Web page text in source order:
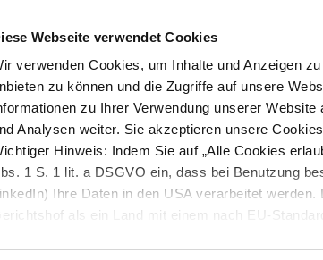
Webseite verwendet Cookies
verwenden Cookies, um Inhalte und Anzeigen
zu können und die Zugriffe auf unsere
zu Ihrer Verwendung unserer
Analysen weiter. Sie akzeptieren unsere
Hinweis: Indem Sie auf „Alle Cookies
1 S. 1 lit. a DSGVO ein, dass bei Benutzung
Ihre Daten in den USA verarbeitet
als ein Land mit einem nach EU-